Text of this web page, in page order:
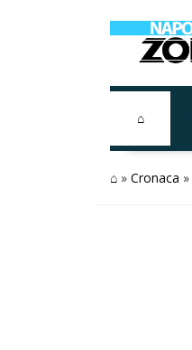
⌂
⌂ » Cronaca »